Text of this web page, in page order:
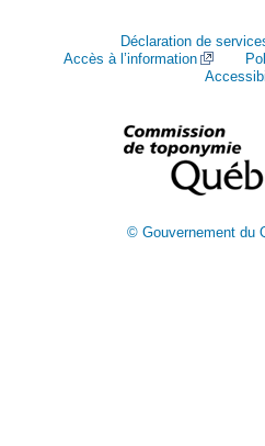
Déclaration de
Accès à l’information
© Gouvernement du